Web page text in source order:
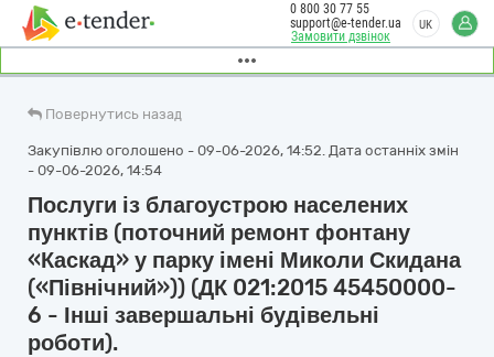
Замовити дзвінок
0 800 30 77 55
support@e-tender.ua
UK
Повернутись назад
Закупівлю оголошено - 09-06-2026, 14:52. Дата останніх змін
- 09-06-2026, 14:54
Послуги із благоустрою населених
пунктів (поточний ремонт фонтану
«Каскад» у парку імені Миколи Скидана
(«Північний»)) (ДК 021:2015 45450000-
6 - Інші завершальні будівельні
роботи).